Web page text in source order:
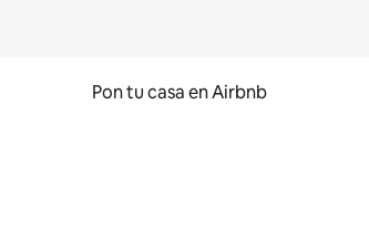
Pon tu casa en Airbnb